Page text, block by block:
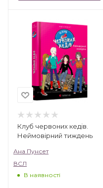
Клуб червоних кедів.
Неймовірний тиждень
Ана Пунсет
ВСЛ
В наявності